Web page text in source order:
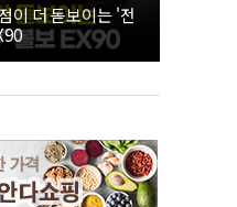
이 더 돋보이는 '전